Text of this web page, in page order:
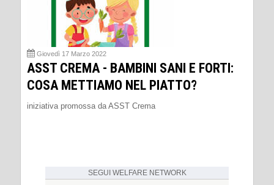
Giovedì 17 Marzo 2022
ASST CREMA - BAMBINI SANI E FORTI:
COSA METTIAMO NEL PIATTO?
iniziativa promossa da ASST Crema
SEGUI WELFARE NETWORK